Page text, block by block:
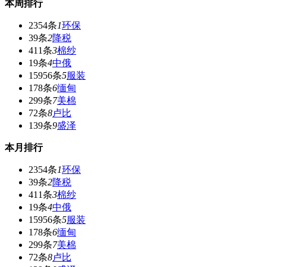
本周排行
2354条1环保
39条2降税
411条3棉纱
19条4中俄
15956条5服装
178条6缅甸
299条7美棉
72条8卢比
139条9盛泽
本月排行
2354条1环保
39条2降税
411条3棉纱
19条4中俄
15956条5服装
178条6缅甸
299条7美棉
72条8卢比